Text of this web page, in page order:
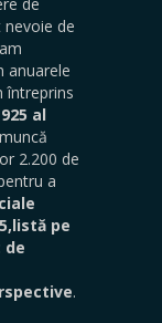
de
anuarele
întreprins
al
2.200 de
a
pe
de
.